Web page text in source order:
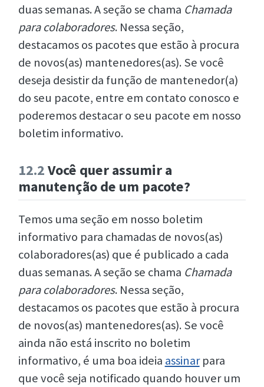
duas semanas. A seção se chama Chamada
para colaboradores. Nessa seção,
destacamos os pacotes que estão à procura
de novos(as) mantenedores(as). Se você
deseja desistir da função de mantenedor(a)
do seu pacote, entre em contato conosco e
poderemos destacar o seu pacote em nosso
boletim informativo.
12.2Você quer assumir a
manutenção de um pacote?
Temos uma seção em nosso boletim
informativo para chamadas de novos(as)
colaboradores(as) que é publicado a cada
duas semanas. A seção se chama Chamada
para colaboradores. Nessa seção,
destacamos os pacotes que estão à procura
de novos(as) mantenedores(as). Se você
ainda não está inscrito no boletim
informativo, é uma boa ideia assinarpara
que você seja notificado quando houver um